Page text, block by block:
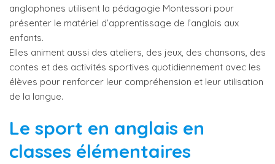
anglophones utilisent la pédagogie Montessori pour
présenter le matériel d’apprentissage de l’anglais aux
enfants.
Elles animent aussi des ateliers, des jeux, des chansons, des
contes et des activités sportives quotidiennement avec les
élèves pour renforcer leur compréhension et leur utilisation
de la langue.
Le sport en anglais en
classes élémentaires